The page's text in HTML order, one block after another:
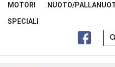
MOTORI NUOTO/
SPECIALI